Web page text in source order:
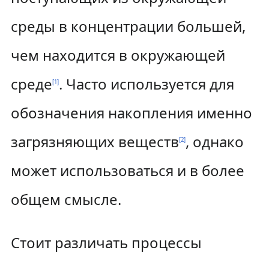
й
т
и
в
и
г
ц
й
т
и
и
с
к
среды в концентрации большей,
чем находится в окружающей
среде[1]. Часто используется для
обозначения накопления именно
загрязняющих веществ[2], однако
может использоваться и в более
общем смысле.
Стоит различать процессы